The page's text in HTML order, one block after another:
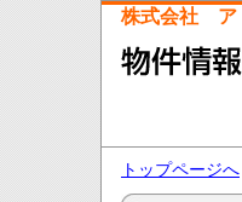
株式会社 ア
トップページへ